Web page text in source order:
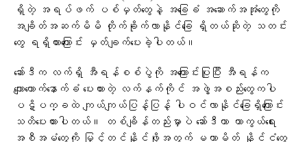
ရှိတဲ့ အရပ်ဖက် ပစ်မှတ်တွေနဲ့ အခြေခံ အဆောက်အအုံတွေကို
အချိတ်အဆက်မိမိ တိုက်ခိုက်လာနိုင်ခြေ ရှိတယ်ဆိုတဲ့ သတင်း
တွေ ရရှိထားကြောင်း မှတ်ချက်ပေးခဲ့ပါတယ်။
ဆော်ဒီက လက်ရှိ အီရန်စစ်ပွဲကို အကြောင်းပြုပြီး အီရန်က
ကျောထောက်နောက်ခံ ပေးထားတဲ့ လက်နက်ကိုင် အဖွဲ့အစည်းတွေကပါ
ပဋိပက္ခထဲ ကျယ်ကျယ်ပြန့်ပြန့် ပါဝင်လာနိုင်ခြေရှိကြောင်း
သတိပေးထားပါတယ်။ တစ်ချိန်တည်းမှာပဲ ဆော်ဒီဟာ ကာကွယ်ရေး